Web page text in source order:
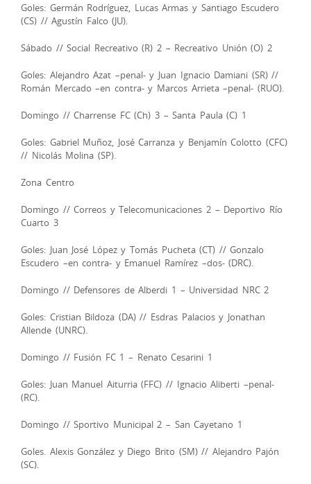
Goles: Germán Rodríguez, Lucas Armas y Santiago Escudero
(CS) // Agustín Falco (JU).
Sábado // Social Recreativo (R) 2 – Recreativo Unión (O) 2
Goles: Alejandro Azat –penal- y Juan Ignacio Damiani (SR) //
Román Mercado –en contra- y Marcos Arrieta –penal- (RUO).
Domingo // Charrense FC (Ch) 3 – Santa Paula (C) 1
Goles: Gabriel Muñoz, José Carranza y Benjamín Colotto (CFC)
// Nicolás Molina (SP).
Zona Centro
Domingo // Correos y Telecomunicaciones 2 – Deportivo Río
Cuarto 3
Goles: Juan José López y Tomás Pucheta (CT) // Gonzalo
Escudero –en contra- y Emanuel Ramírez –dos- (DRC).
Domingo // Defensores de Alberdi 1 – Universidad NRC 2
Goles: Cristian Bildoza (DA) // Esdras Palacios y Jonathan
Allende (UNRC).
Domingo // Fusión FC 1 – Renato Cesarini 1
Goles: Juan Manuel Aiturria (FFC) // Ignacio Aliberti –penal-
(RC).
Domingo // Sportivo Municipal 2 – San Cayetano 1
Goles. Alexis González y Diego Brito (SM) // Alejandro Pajón
(SC).